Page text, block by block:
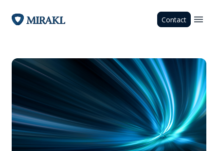
Contact